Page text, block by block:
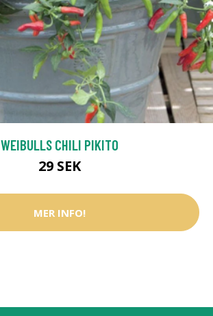
WEIBULLS CHILI PIKITO
29 SEK
MER INFO!